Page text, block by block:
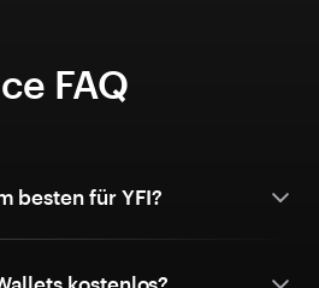
FAQ
besten für YFI?